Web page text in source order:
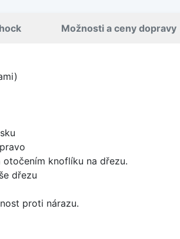
Možnosti a ceny dopravy
knoflíku na dřezu.
dřezu
proti nárazu.